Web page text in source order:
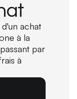
achat
à la
par
à